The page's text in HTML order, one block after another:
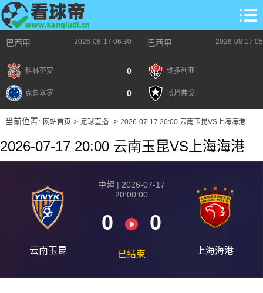
巴西甲 2026-08-17 06:30
科林蒂安 0
克鲁塞罗 0
巴西甲 2026-08-17
维多利亚
博塔弗戈
当前位置: 网站首页> 足球直播> 2026-07-17 20:00 云南玉昆VS上海海港
2026-07-17 20:00 云南玉昆VS上海海港
云南玉昆
中超 | 2026-07-17
20:00:00
0 0
已结束 上海海港